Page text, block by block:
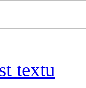
textu